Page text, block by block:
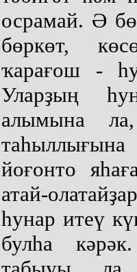
осрамай. Ә
бөркөт,
ҡарағош -
Уларҙың
алымына
таһыллығына
йоғонто
атай-
һунар итеү
булһа